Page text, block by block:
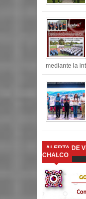
mediante la
ALERTA DE
CHALCO